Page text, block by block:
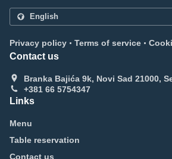
Privacy policy . Terms of service .
Contact us
Branka Bajića 9k, Novi Sad 21000,
+381 66 5754347
Links
Menu
Table reservation
Contact us